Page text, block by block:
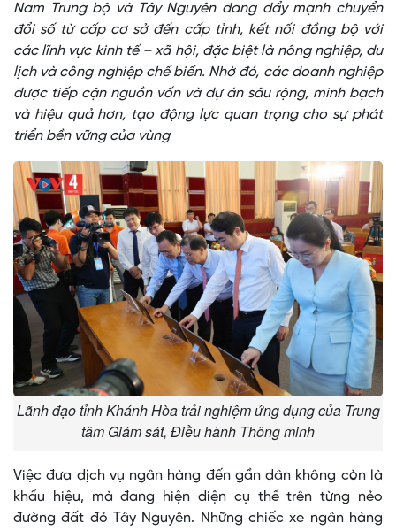
Nam Trung bộ và Tây Nguyên đang đẩy mạnh chuyển
đổi số từ cấp cơ sở đến cấp tỉnh, kết nối đồng bộ với
các lĩnh vực kinh tế – xã hội, đặc biệt là nông nghiệp, du
lịch và công nghiệp chế biến. Nhờ đó, các doanh nghiệp
được tiếp cận nguồn vốn và dự án sâu rộng, minh bạch
và hiệu quả hơn, tạo động lực quan trọng cho sự phát
triển bền vững của vùng
Lãnh đạo tỉnh Khánh Hòa trải nghiệm ứng dụng của Trung
tâm Giám sát, Điều hành Thông minh
Việc đưa dịch vụ ngân hàng đến gần dân không còn là
khẩu hiệu, mà đang hiện diện cụ thể trên từng nẻo
đường đất đỏ Tây Nguyên. Những chiếc xe ngân hàng